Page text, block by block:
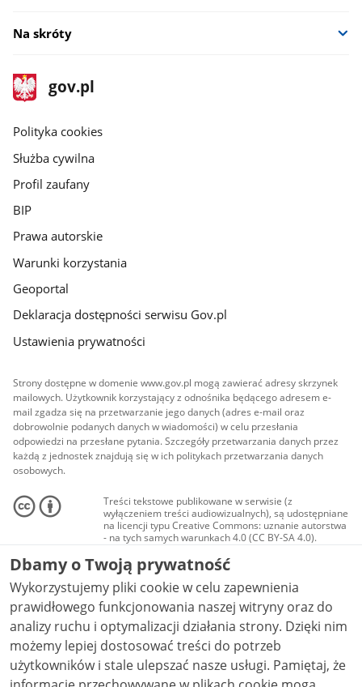
Na skróty
stopka
gov.pl
Strona
gov.pl
gov.pl
Polityka cookies
Służba cywilna
Profil zaufany
BIP
Prawa autorskie
Warunki korzystania
Geoportal
Deklaracja dostępności serwisu Gov.pl
Ustawienia prywatności
Strony dostępne w domenie www.gov.pl mogą zawierać adresy skrzynek
mailowych. Użytkownik korzystający z odnośnika będącego adresem e-
mail zgadza się na przetwarzanie jego danych (adres e-mail oraz
dobrowolnie podanych danych w wiadomości) w celu przesłania
odpowiedzi na przesłane pytania. Szczegóły przetwarzania danych przez
każdą z jednostek znajdują się w ich politykach przetwarzania danych
osobowych.
Treści tekstowe publikowane w serwisie (z
wyłączeniem treści audiowizualnych), są udostępniane
na licencji typu Creative Commons: uznanie autorstwa
- na tych samych warunkach 4.0 (CC BY-SA 4.0).
Materiały audiowizualne, w tym zdjęcia, materiały
audio i wideo, są udostępniane na licencji typu
Creative Commons: uznanie autorstwa użycie
niekomercyjne - bez utworów zależnych 4.0 (CC BY-
NC-ND 4.0), o ile nie jest to stwierdzone inaczej.
Dbamy o Twoją prywatność
Wykorzystujemy pliki cookie w celu zapewnienia
prawidłowego funkcjonowania naszej witryny oraz do
analizy ruchu i optymalizacji działania strony. Dzięki nim
możemy lepiej dostosować treści do potrzeb
użytkowników i stale ulepszać nasze usługi. Pamiętaj, że